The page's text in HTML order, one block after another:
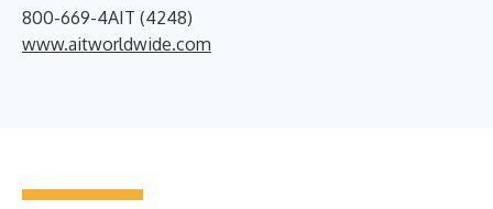
800-669-4AIT (4248)
www.aitworldwide.com